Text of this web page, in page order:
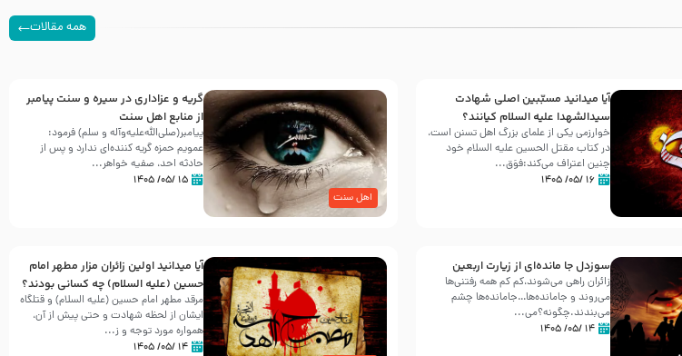
همه مقالات
آیا میدانید مسبّبین اصلی شهادت
سیدالشهدا علیه ‌السلام کیانند؟
خوارزمی یکی از علمای بزرگ اهل تسنن است،
در کتاب مقتل الحسین علیه ‌السلام خود
چنین اعتراف می‌کند:فوَق...
۱۶ /۰۵/ ۱۴۰۵
اهل سنت
گریه و عزاداری در سیره و سنت پیامبر
از منابع اهل سنت
پیامبر(صلی‌الله‌علیه‌وآله و سلم) فرمود:
عمویم حمزه گریه کننده‌ای ندارد و پس از
حادثه احد، صفیه خواهر...
۱۵ /۰۵/ ۱۴۰۵
سوزدل جا مانده‌ای از زیارت اربعین
زائران راهی می‌شوند،کم‌ کم همه رفتنی‌ها
می‌روند و جامانده‌ها…جامانده‌ها چشم
می‌بندند.چگونه؟می‌...
۱۴ /۰۵/ ۱۴۰۵
آیا میدانید اولین زائران مزار مطهر امام
حسین (علیه السلام) چه کسانی بودند؟
مرقد مطهر امام حسین (علیه السلام) و قتلگاه
ایشان از لحظه شهادت و حتی پیش از آن،
همواره مورد توجه و ز...
۱۴ /۰۵/ ۱۴۰۵